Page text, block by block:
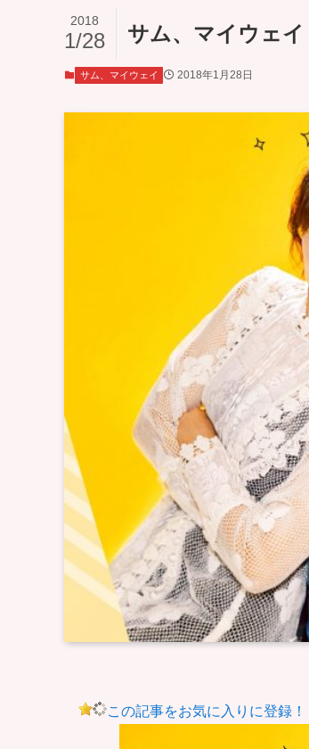
サム、マイウェ
2018
1/28
サム、マイウェイ 2018年1月28日
この記事をお気に入りに登録！